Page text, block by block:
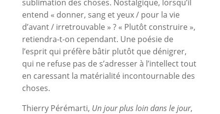
sublimation des choses. Nostalgique, lorsqu’il
entend « donner, sang et yeux / pour la vie
d’avant / irretrouvable » ? « Plutôt construire »,
retiendra-t-on cependant. Une poésie de
l’esprit qui préfère bâtir plutôt que dénigrer,
qui ne refuse pas de s’adresser à l’intellect tout
en caressant la matérialité incontournable des
choses.
Thierry Pérémarti, Un jour plus loin dans le jour,